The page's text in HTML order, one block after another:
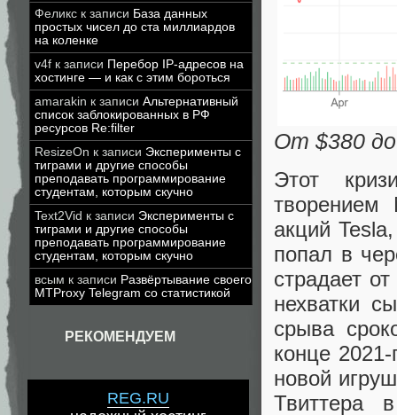
Феликс к записи База данных
простых чисел до ста миллиардов
на коленке
v4f к записи Перебор IP-адресов на
хостинге — и как с этим бороться
amarakin к записи Альтернативный
список заблокированных в РФ
ресурсов Re:filter
ResizeOn к записи Эксперименты с
тиграми и другие способы
преподавать программирование
студентам, которым скучно
Text2Vid к записи Эксперименты с
тиграми и другие способы
преподавать программирование
студентам, которым скучно
всым к записи Развёртывание своего
MTProxy Telegram со статистикой
РЕКОМЕНДУЕМ
REG.RU
От $380 до
Этот
творением
акций
попал в
страдает
нехватки
срыва
конце
новой
Твиттера